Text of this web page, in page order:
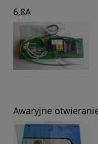
6,8A
Awaryjne